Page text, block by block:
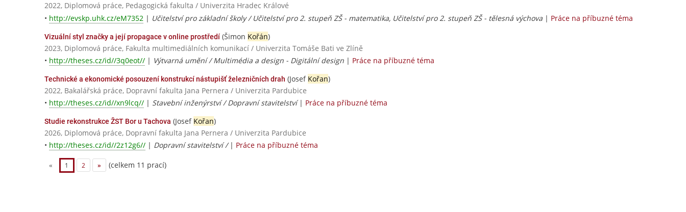
2022, Diplomová práce, Pedagogická fakulta / Univerzita Hradec Králové
• http://evskp.uhk.cz/eM7352 | Učitelství pro základní školy / Učitelství pro 2. stupeň ZŠ - matematika, Učitelství pro 2. stupeň ZŠ - tělesná výchova | Práce na příbuzné téma
Vizuální styl značky a její propagace v online prostředí (Šimon Kořán)
2023, Diplomová práce, Fakulta multimediálních komunikací / Univerzita Tomáše Bati ve Zlíně
• http://theses.cz/id//3q0eot// | Výtvarná umění / Multimédia a design - Digitální design | Práce na příbuzné téma
Technické a ekonomické posouzení konstrukcí nástupišť železničních drah (Josef Kořan)
2022, Bakalářská práce, Dopravní fakulta Jana Pernera / Univerzita Pardubice
• http://theses.cz/id//xn9lcq// | Stavební inženýrství / Dopravní stavitelství| Práce na příbuzné téma
Studie rekonstrukce ŽST Bor u Tachova (Josef Kořan)
2026, Diplomová práce, Dopravní fakulta Jana Pernera / Univerzita Pardubice
• http://theses.cz/id//2z12g6// | Dopravní stavitelství / | Práce na příbuzné téma
« 1 2 » (celkem 11 prací)